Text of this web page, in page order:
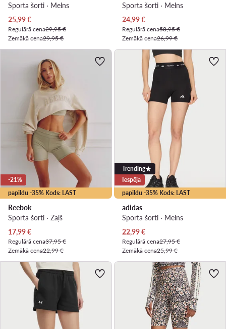
Sporta šorti · Melns
Pašreizējā cena
25,99€
Regulārā cena29,95 €
Zemākā cena29,95 €
Sporta šorti · Melns
Pašreizējā cena
24,99€
Regulārā cena58,95 €
Zemākā cena26,99 €
papildu -35% Kods: LAST
-21%
Reebok
Sporta šorti · Zaļš
Pašreizējā cena
17,99€
Regulārā cena37,95 €
Zemākā cena22,99 €
papildu -35% Kods: LAST
Trending
Iespēja
adidas
Sporta šorti · Melns
Pašreizējā cena
22,99€
Regulārā cena27,95 €
Zemākā cena25,99 €